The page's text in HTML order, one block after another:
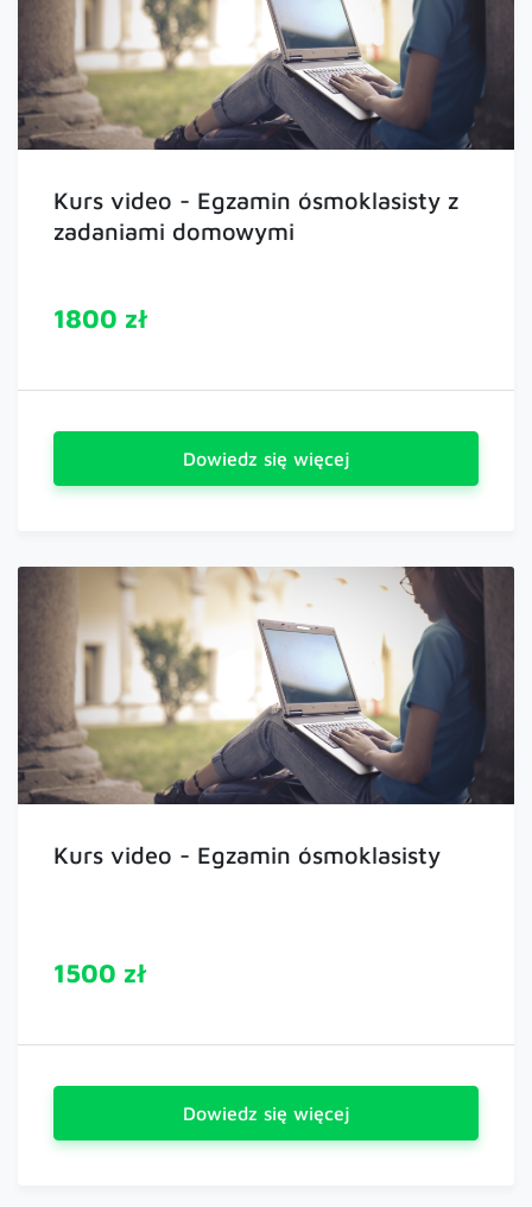
Kurs video - Egzamin ósmoklasisty z
zadaniami domowymi
1800 zł
Dowiedz się więcej
Kurs video - Egzamin ósmoklasisty
1500 zł
Dowiedz się więcej